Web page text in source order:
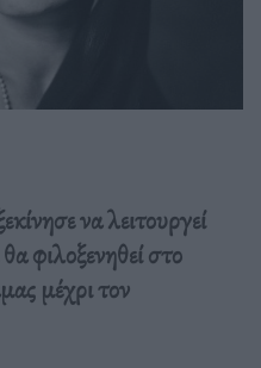
να λειτουργεί
φιλοξενηθεί στο
μέχρι τον